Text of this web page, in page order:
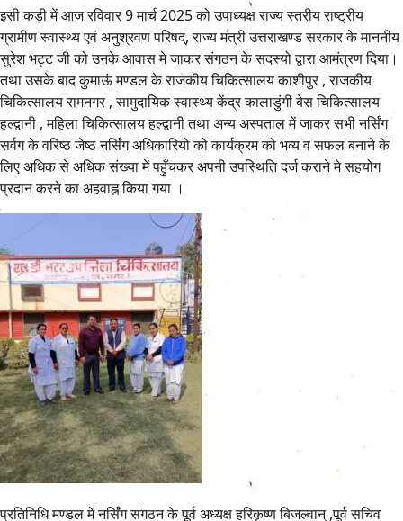
इसी कड़ी में आज रविवार 9 मार्च 2025 को उपाध्यक्ष राज्य स्तरीय राष्ट्रीय
ग्रामीण स्वास्थ्य एवं अनुश्रवण परिषद्, राज्य मंत्री उत्तराखण्ड सरकार के माननीय
सुरेश भट्ट जी को उनके आवास मे जाकर संगठन के सदस्यो द्वारा आमंत्रण दिया।
तथा उसके बाद कुमाऊं मण्डल के राजकीय चिकित्सालय काशीपुर , राजकीय
चिकित्सालय रामनगर , सामुदायिक स्वास्थ्य केंद्र कालाडुंगी बेस चिकित्सालय
हल्द्वानी , महिला चिकित्सालय हल्द्वानी तथा अन्य अस्पताल में जाकर सभी नर्सिंग
सर्वग के वरिष्ठ जेष्ठ नर्सिंग अधिकारियो को कार्यक्रम को भव्य व सफल बनाने के
लिए अधिक से अधिक संख्या में पहुँचकर अपनी उपस्थिति दर्ज कराने मे सहयोग
प्रदान करने का अहवाह्न किया गया ।
प्रतिनिधि मण्डल में नर्सिंग संगठन के पूर्व अध्यक्ष हरिकृष्ण बिजल्वान् ,पूर्व सचिव